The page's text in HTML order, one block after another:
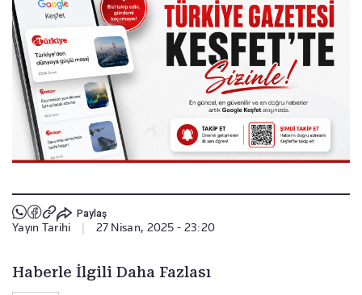
Paylaş
Yayın Tarihi 27 Nisan, 2025 - 23:20
Haberle İlgili Daha Fazlası